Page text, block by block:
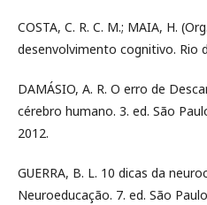
COSTA, C. R. C. M.; MAIA, H.
desenvolvimento cognitivo. Rio
DAMÁSIO, A. R. O erro de
cérebro humano. 3. ed. São
2012.
GUERRA, B. L. 10 dicas da
Neuroeducação. 7. ed. São